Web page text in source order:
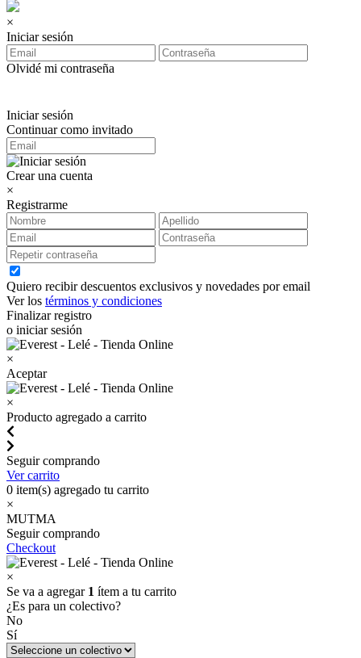
×
Iniciar sesión
Olvidé mi contraseña
Iniciar sesión
Continuar como invitado
Crear una cuenta
×
Registrarme
Quiero recibir descuentos exclusivos y novedades por email
Ver los términos y condiciones
Finalizar registro
o iniciar sesión
×
Aceptar
×
Producto agregado a carrito
Seguir comprando
Ver carrito
0 item(s) agregado tu carrito
×
MUTMA
Seguir comprando
Checkout
×
Se va a agregar 1 ítem a tu carrito
¿Es para un colectivo?
No
Sí